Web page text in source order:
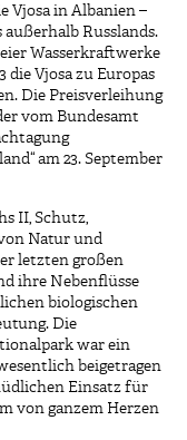
Vjosa in Albanien –
Russlands.
Wasserkraftwerke
die Vjosa zu Europas
Die Preisverleihung
vom Bundesamt
am 23. September
II, Schutz,
Natur und
letzten großen
ihre Nebenflüsse
biologischen
Die
war ein
beigetragen
Einsatz für
von ganzem Herzen